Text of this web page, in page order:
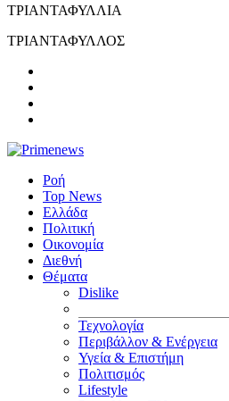
ΤΡΙΑΝΤΑΦΥΛΛΙΑ
ΤΡΙΑΝΤΑΦΥΛΛΟΣ
Ροή
Top News
Ελλάδα
Πολιτική
Οικονομία
Διεθνή
Θέματα
Dislike
Τεχνολογία
Περιβάλλον & Ενέργεια
Υγεία & Επιστήμη
Πολιτισμός
Lifestyle